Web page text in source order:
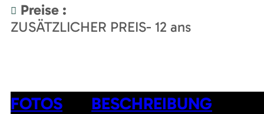
Preise :
ZUSÄTZLICHER PREIS- 12 ans
FOTOS BESCHREIBUNG